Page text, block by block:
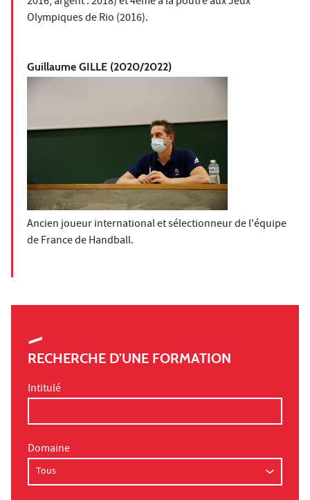
Olympiques de Rio (2016).
Guillaume GILLE (2020/2022)
Ancien joueur international et sélectionneur de l'équipe
de France de Handball.
RECHERCHE D'UNE FORMATION
Intitulé
Domaine